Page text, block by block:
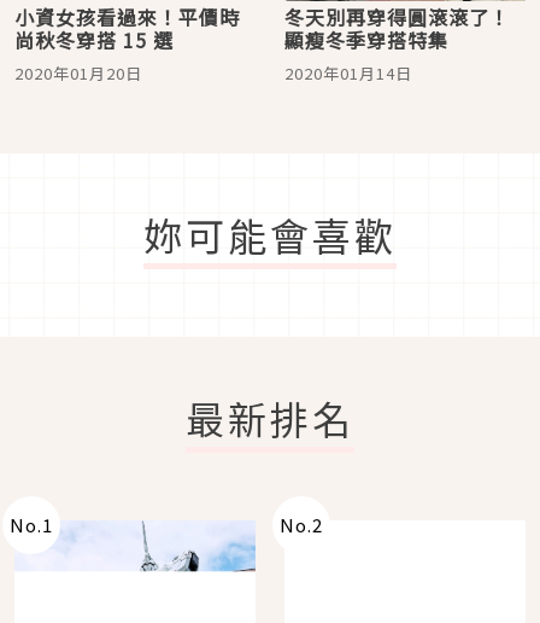
小資女孩看過來！平價時
尚秋冬穿搭 15 選
2020年01月20日
冬天別再穿得圓滾滾了！
顯瘦冬季穿搭特集
2020年01月14日
妳可能會喜歡
最新排名
No.1 No.2